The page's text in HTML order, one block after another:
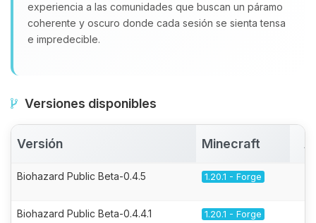
experiencia a las comunidades que buscan un páramo
coherente y oscuro donde cada sesión se sienta tensa
e impredecible.
Versiones disponibles
Versión Minecraft
Biohazard Public Beta-0.4.5 1.20.1 - Forge
Biohazard Public Beta-0.4.4.1 1.20.1 - Forge